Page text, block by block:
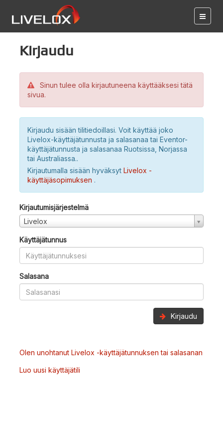
Kirjaudu
Sinun tulee olla kirjautuneena käyttääksesi tätä
sivua.
Kirjaudu sisään tilitiedoillasi. Voit käyttää joko
Livelox-käyttäjätunnusta ja salasanaa tai Eventor-
käyttäjätunnusta ja salasanaa Ruotsissa, Norjassa
tai Australiassa..
Kirjautumalla sisään hyväksyt Livelox -
käyttäjäsopimuksen .
Kirjautumisjärjestelmä
Livelox
Käyttäjätunnus
Salasana
Kirjaudu
Olen unohtanut Livelox -käyttäjätunnuksen tai salasanan
Luo uusi käyttäjätili